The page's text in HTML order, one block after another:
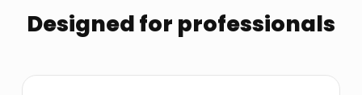
Designed for professionals